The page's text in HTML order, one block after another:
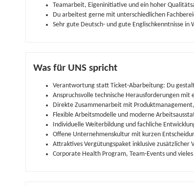
Teamarbeit, Eigeninitiative und ein hoher
Du arbeitest gerne mit unterschiedlichen
Sehr gute Deutsch- und gute Englischkenntnisse
Was für UNS spricht
Verantwortung statt Ticket-Abarbeitung: Du
Anspruchsvolle technische Herausforderungen mit
Direkte Zusammenarbeit mit
Flexible Arbeitsmodelle und moderne
Individuelle Weiterbildung und fachliche
Offene Unternehmenskultur mit kurzen
Attraktives Vergütungspaket inklusive zusätzlicher
Corporate Health Program, Team-Events und